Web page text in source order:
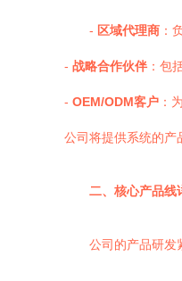
- 区域代理商 ：
- 战略合作伙伴 ：包
- OEM/ODM客户 ：
公司将提供系统的产
二、核心产品线
公司的产品研发